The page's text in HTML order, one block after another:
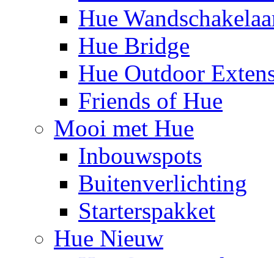
Hue
Hue Bridge
Hue Outdoor
Friends of Hue
Mooi met Hue
Inbouwspots
Buitenverlichting
Starterspakket
Hue Nieuw